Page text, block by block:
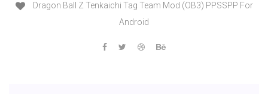
Dragon Ball Z Tenkaichi Tag Team Mod (OB3) PPSSPP For
Android